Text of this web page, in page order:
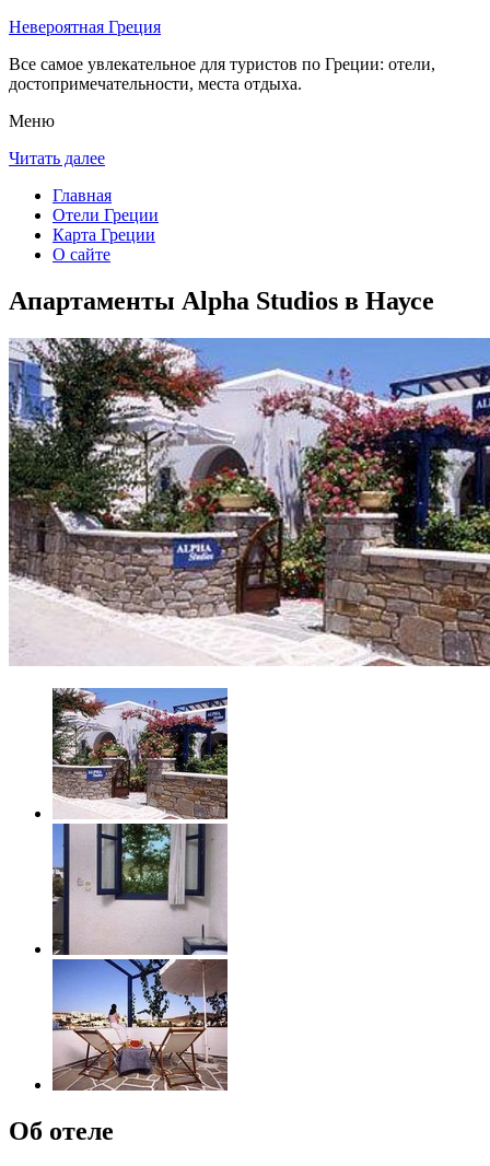
Невероятная Греция
Все самое увлекательное для туристов по Греции: отели,
достопримечательности, места отдыха.
Меню
Читать далее
Главная
Отели Греции
Карта Греции
О сайте
Апартаменты Alpha Studios в Наусе
Об отеле